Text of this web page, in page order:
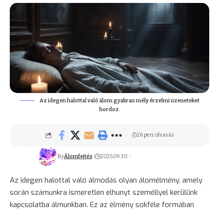
Az idegen halottal való álom gyakran mély érzelmi üzeneteket
hordoz.
ByÁlomfejtés 2025.09.30.
26 perc olvasás
Az idegen halottal való álmodás olyan álomélmény, amely
során számunkra ismeretlen elhunyt személlyel kerülünk
kapcsolatba álmunkban. Ez az élmény sokféle formában